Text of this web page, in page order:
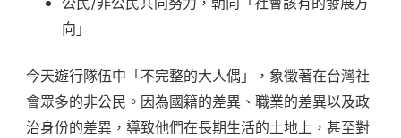
向」
今天遊行隊伍中「不完整的大人偶」，象徵著在台灣社
會眾多的非公民。因為國籍的差異、職業的差異以及政
治身份的差異，導致他們在長期生活的土地上，甚至對